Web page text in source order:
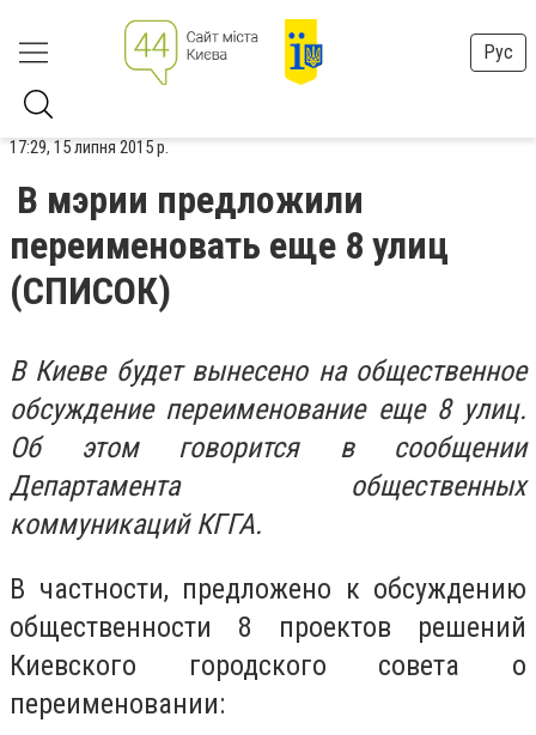
Рус
17:29, 15 липня 2015 р.
В мэрии предложили
переименовать еще 8 улиц
(СПИСОК)
В Киеве будет вынесено на общественное
обсуждение переименование еще 8 улиц.
Об этом говорится в сообщении
Департамента общественных
коммуникаций КГГА.
В частности, предложено к обсуждению
общественности 8 проектов решений
Киевского городского совета о
переименовании: